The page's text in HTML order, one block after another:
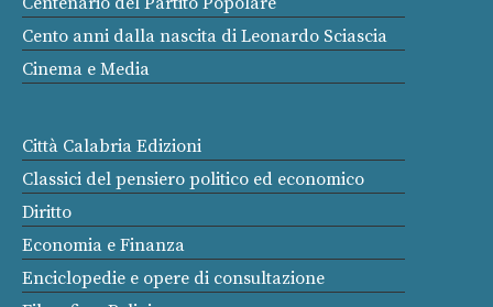
Cento anni dalla nascita di Leonardo Sciascia
Cinema e Media
Città Calabria Edizioni
Classici del pensiero politico ed economico
Diritto
Economia e Finanza
Enciclopedie e opere di consultazione